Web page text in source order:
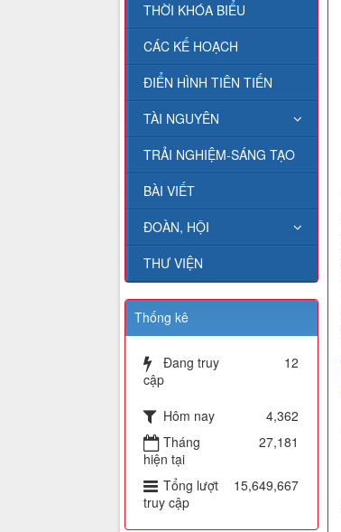
THỜI KHÓA BIỂU
CÁC KẾ HOẠCH
ĐIỂN HÌNH TIÊN TIẾN
TÀI NGUYÊN
TRẢI NGHIỆM-SÁNG TẠO
BÀI VIẾT
ĐOÀN, HỘI
THƯ VIỆN
Thống kê
Đang truy
cập
12
Hôm nay
4,362
Tháng
hiện tại
27,181
Tổng lượt
truy cập
15,649,667